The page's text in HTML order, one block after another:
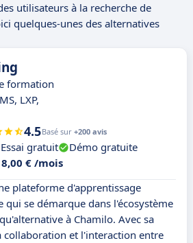
utilisateurs à la recherche de
quelques-unes des alternatives
formation
LXP,
4.5Basé sur +200 avis
Essai gratuit
Démo gratuite
8,00 € /mois
plateforme d'apprentissage
se démarque dans l'écosystème
à Chamilo. Avec sa
collaboration et l'interaction entre